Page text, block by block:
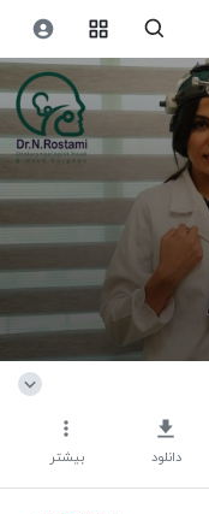
دانلود بیشتر